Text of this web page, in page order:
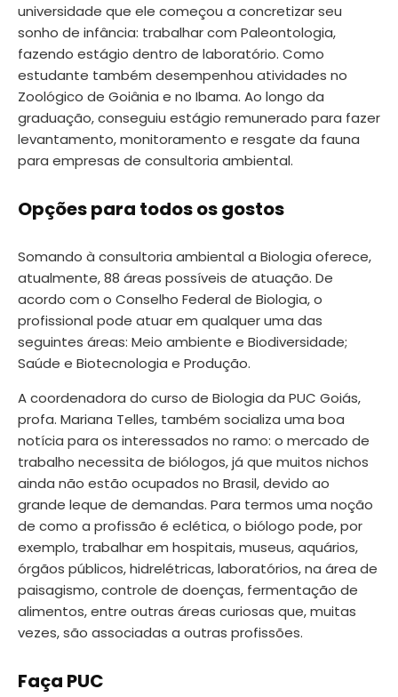
universidade que ele começou a concretizar seu
sonho de infância: trabalhar com Paleontologia,
fazendo estágio dentro de laboratório. Como
estudante também desempenhou atividades no
Zoológico de Goiânia e no Ibama. Ao longo da
graduação, conseguiu estágio remunerado para fazer
levantamento, monitoramento e resgate da fauna
para empresas de consultoria ambiental.
Opções para todos os gostos
Somando à consultoria ambiental a Biologia oferece,
atualmente, 88 áreas possíveis de atuação. De
acordo com o Conselho Federal de Biologia, o
profissional pode atuar em qualquer uma das
seguintes áreas: Meio ambiente e Biodiversidade;
Saúde e Biotecnologia e Produção.
A coordenadora do curso de Biologia da PUC Goiás,
profa. Mariana Telles, também socializa uma boa
notícia para os interessados no ramo: o mercado de
trabalho necessita de biólogos, já que muitos nichos
ainda não estão ocupados no Brasil, devido ao
grande leque de demandas. Para termos uma noção
de como a profissão é eclética, o biólogo pode, por
exemplo, trabalhar em hospitais, museus, aquários,
órgãos públicos, hidrelétricas, laboratórios, na área de
paisagismo, controle de doenças, fermentação de
alimentos, entre outras áreas curiosas que, muitas
vezes, são associadas a outras profissões.
Faça PUC